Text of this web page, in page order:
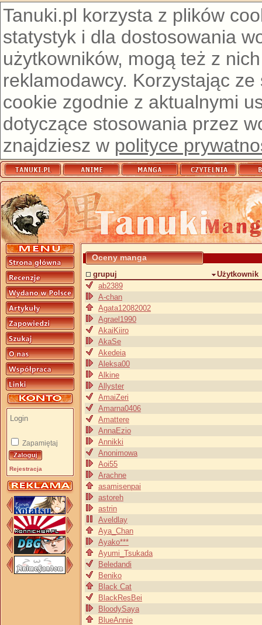
Tanuki.pl korzysta z plików
statystyk i dla dostosowania
użytkowników, mogą też z
reklamodawcy. Korzystając
cookie zgodnie z aktualnymi
dotyczące stosowania przez
znajdziesz w polityce
Zapamiętaj
Rejestracja
Oceny manga
grupuj
Użytkownik
ab2389
A-chan
Agata12082002
Agrael1990
AkaiKiiro
AkaSe
Akedeia
Aleksa00
Alkine
Allyster
AmaiZeri
Amarna0406
Amattere
AnnaEzio
Annikki
Anonimowa
Aoi55
Arachne
asamisenpai
astoreh
astrin
Aveldlay
Aya_Chan
Ayako***
Ayumi_Tsukada
Beledandi
Beniko
Black Cat
BlackResBei
BloodySaya
BlueAnnie